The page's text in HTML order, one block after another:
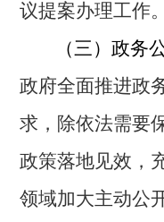
议提案办理工作。
（三）政务
政府全面推进政
求，除依法需要
政策落地见效，
领域加大主动公